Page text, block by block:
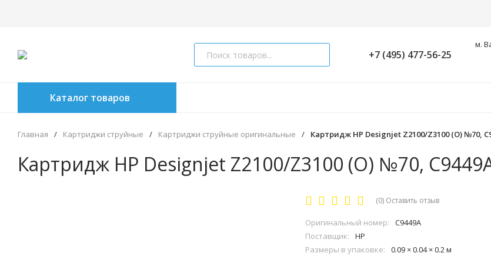
+7 (495) 477-56-25
м.
Каталог товаров
Главная / Картриджи струйные / Картриджи струйные оригинальные / Картридж HP Designjet Z2100/Z3100 (O) №70,
Картридж HP Designjet Z2100/Z3100 (O) №70,
(0) Оставить отзыв
Оригинальный номер:
C9449A
Поставщик:
HP
Размеры в упаковке:
0.09 × 0.04 × 0.2 м